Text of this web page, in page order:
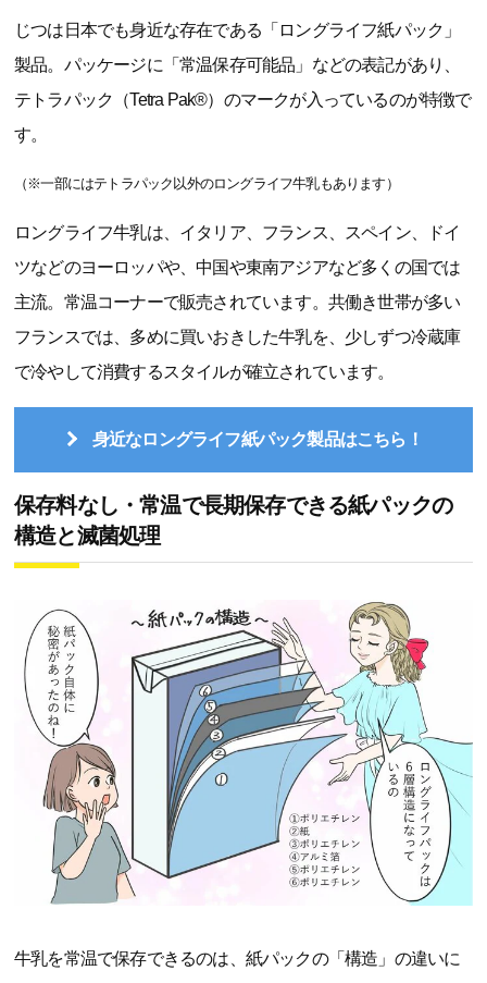
じつは日本でも身近な存在である「ロングライフ紙パック」
製品。パッケージに「常温保存可能品」などの表記があり、
テトラパック（Tetra Pak®）のマークが入っているのが特徴で
す。
（※一部にはテトラパック以外のロングライフ牛乳もあります）
ロングライフ牛乳は、イタリア、フランス、スペイン、ドイ
ツなどのヨーロッパや、中国や東南アジアなど多くの国では
主流。常温コーナーで販売されています。共働き世帯が多い
フランスでは、多めに買いおきした牛乳を、少しずつ冷蔵庫
で冷やして消費するスタイルが確立されています。
身近なロングライフ紙パック製品はこちら！
保存料なし・常温で長期保存できる紙パックの
構造と滅菌処理
牛乳を常温で保存できるのは、紙パックの「構造」の違いに